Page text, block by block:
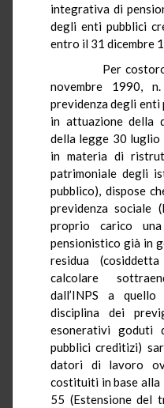
integrativa di
degli enti pubblici
entro il 31 dicembre
Per costoro,
novembre 1990,
previdenza degli enti
in attuazione della
della legge 30 luglio
in materia di
patrimoniale degli
pubblico), dispose
previdenza sociale
proprio carico
pensionistico già in
residua
calcolare
dall’INPS a
disciplina dei
esonerativi goduti
pubblici creditizi)
datori di lavoro
costituiti in base alla
55 (Estensione del